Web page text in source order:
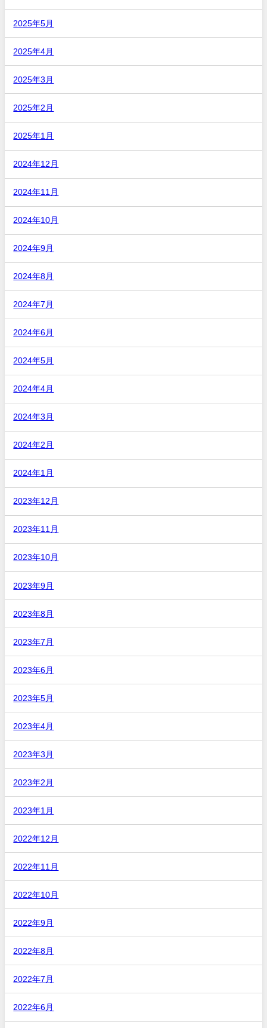
2025年5月
2025年4月
2025年3月
2025年2月
2025年1月
2024年12月
2024年11月
2024年10月
2024年9月
2024年8月
2024年7月
2024年6月
2024年5月
2024年4月
2024年3月
2024年2月
2024年1月
2023年12月
2023年11月
2023年10月
2023年9月
2023年8月
2023年7月
2023年6月
2023年5月
2023年4月
2023年3月
2023年2月
2023年1月
2022年12月
2022年11月
2022年10月
2022年9月
2022年8月
2022年7月
2022年6月